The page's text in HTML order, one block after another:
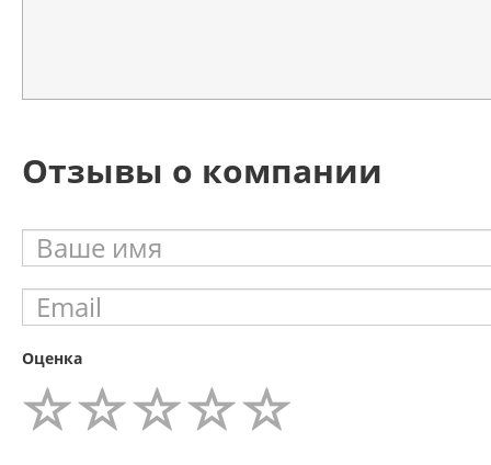
Отзывы о компании
Оценка